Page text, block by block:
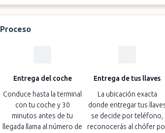
Proceso
Entrega del coche
Conduce hasta la terminal
con tu coche y 30
minutos antes de tu
llegada llama al número de
Entrega de tus llaves
La ubicación exacta
donde entregar tus
se decide por teléfono,
reconocerás al chófer